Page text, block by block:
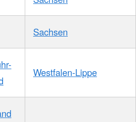
Sachsen
Westfalen-Lippe